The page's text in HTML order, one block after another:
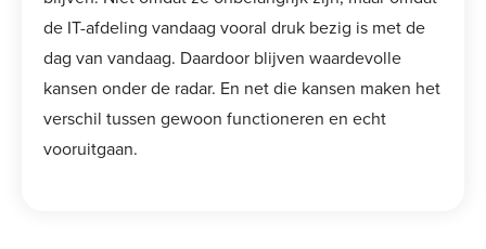
de IT-afdeling vandaag vooral druk bezig is met de
dag van vandaag. Daardoor blijven waardevolle
kansen onder de radar. En net die kansen maken het
verschil tussen gewoon functioneren en echt
vooruitgaan.